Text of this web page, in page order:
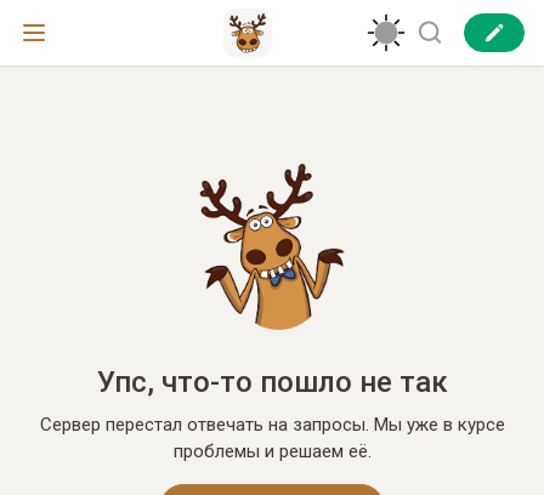
Упс, что-то пошло не так
Сервер перестал отвечать на запросы. Мы уже в курсе
проблемы и решаем её.